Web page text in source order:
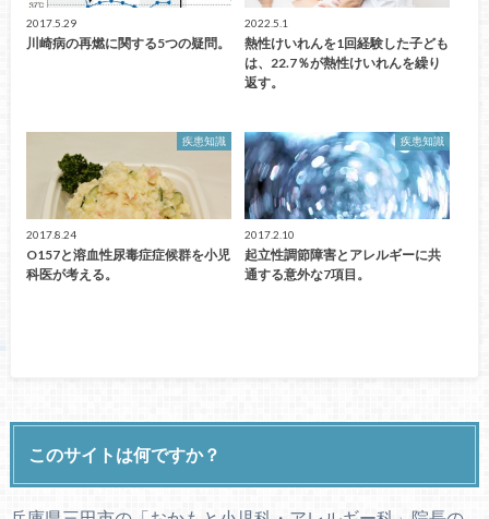
2017.5.29
川崎病の再燃に関する5つの疑問。
2022.5.1
熱性けいれんを1回経験した子ども
は、22.7％が熱性けいれんを繰り
返す。
疾患知識
2017.8.24
O157と溶血性尿毒症症候群を小児
科医が考える。
疾患知識
2017.2.10
起立性調節障害とアレルギーに共
通する意外な7項目。
このサイトは何ですか？